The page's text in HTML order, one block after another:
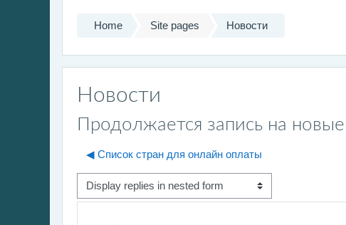
Home Site pages Новости
Новости
Продолжается запись на
◀︎ Список стран для онлайн оплаты
Display mode